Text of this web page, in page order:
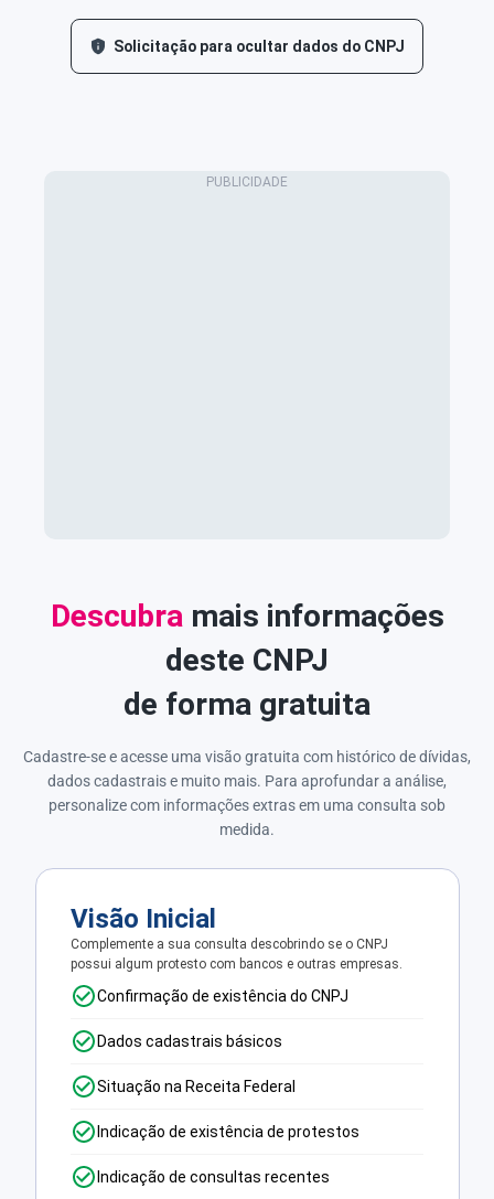
Solicitação para ocultar dados do CNPJ
Descubra mais informações
deste CNPJ
de forma gratuita
Cadastre-se e acesse uma visão gratuita com histórico de dívidas,
dados cadastrais e muito mais. Para aprofundar a análise,
personalize com informações extras em uma consulta sob
medida.
Visão Inicial
Complemente a sua consulta descobrindo se o CNPJ
possui algum protesto com bancos e outras empresas.
Confirmação de existência do CNPJ
Dados cadastrais básicos
Situação na Receita Federal
Indicação de existência de protestos
Indicação de consultas recentes